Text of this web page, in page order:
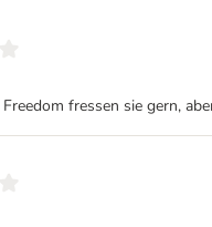
fressen sie gern,